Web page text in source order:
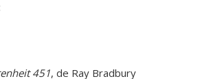
451, de Ray Bradbury